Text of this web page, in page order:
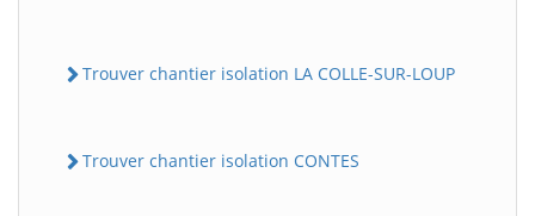
Trouver chantier isolation LA COLLE-SUR-LOUP
Trouver chantier isolation CONTES